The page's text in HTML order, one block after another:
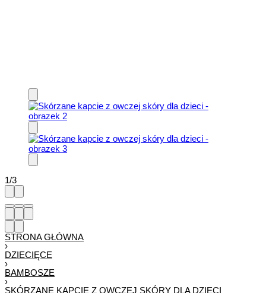
1/3
STRONA GŁÓWNA
›
DZIECIĘCE
›
BAMBOSZE
›
SKÓRZANE KAPCIE Z OWCZEJ SKÓRY DLA DZIECI